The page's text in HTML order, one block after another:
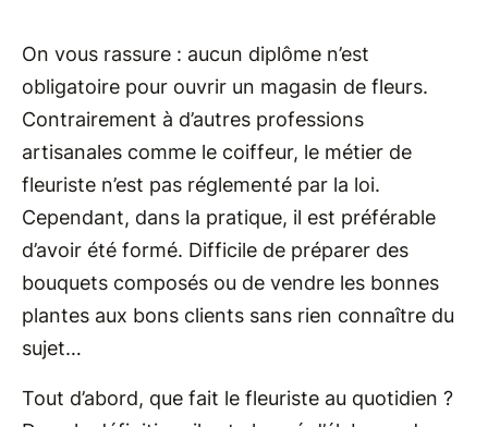
On vous rassure : aucun diplôme n’est
obligatoire pour ouvrir un magasin de fleurs.
Contrairement à d’autres professions
artisanales comme le coiffeur, le métier de
fleuriste n’est pas réglementé par la loi.
Cependant, dans la pratique, il est préférable
d’avoir été formé. Difficile de préparer des
bouquets composés ou de vendre les bonnes
plantes aux bons clients sans rien connaître du
sujet…
Tout d’abord, que fait le fleuriste au quotidien ?